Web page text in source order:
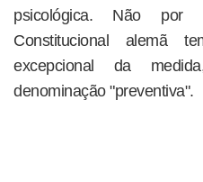
psicológica. Não
Constitucional alemã
excepcional da
denominação "preventiva".